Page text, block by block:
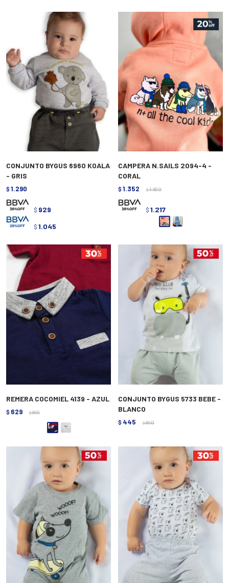
CONJUNTO BYGUS 6960 KOALA
- GRIS
$ 1.290
$ 929
$ 1.045
CAMPERA N.SAILS 2094-4 -
CORAL
$ 1.352 $ 1.690
$ 1.217
REMERA COCOMIEL 4139 - AZUL
$ 629 $ 899
CONJUNTO BYGUS 5733 BEBE -
BLANCO
$ 445 $ 890